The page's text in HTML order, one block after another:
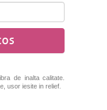
de inalta calitate.
usor iesite in relief.